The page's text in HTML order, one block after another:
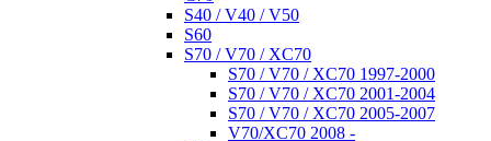
S40 / V40 / V50
S60
S70 / V70 / XC70
S70 / V70 / XC70 1997-2000
S70 / V70 / XC70 2001-2004
S70 / V70 / XC70 2005-2007
V70/XC70 2008 -